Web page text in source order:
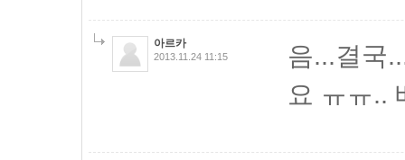
아르카
2013.11.24 11:15
음...결국
요 ㅠㅠ..